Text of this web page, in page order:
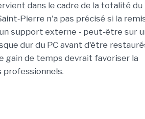
dans le cadre de la totalité du
Pierre n'a pas précisé si la
support externe - peut-être sur
dur du PC avant d'être
gain de temps devrait favoriser la
professionnels.